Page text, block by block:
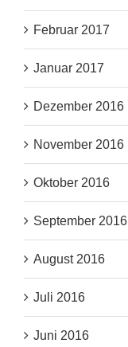
Februar 2017
Januar 2017
Dezember 2016
November 2016
Oktober 2016
September 2016
August 2016
Juli 2016
Juni 2016